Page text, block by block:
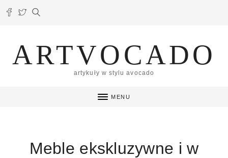
ARTVOCADO
artykuły w stylu avocado
MENU
Meble ekskluzywne i w